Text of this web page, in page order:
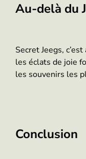
Au-delà du
Secret Jeegs,
les éclats de joie
les souvenirs les
Conclusion